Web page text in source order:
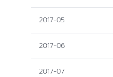
2017-05
2017-06
2017-07